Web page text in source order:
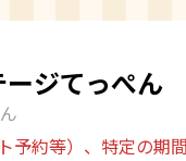
ジてっぺん
約等）、特定の期